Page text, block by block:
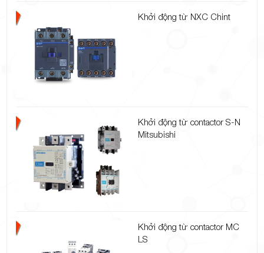
Khởi động từ NXC Chint
Khởi động từ contactor S-N
Mitsubishi
Khởi động từ contactor MC
LS